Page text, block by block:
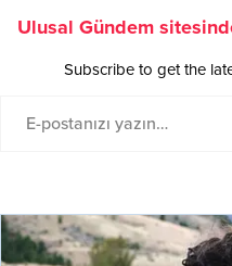
Ulusal Gündem
Subscribe to get the